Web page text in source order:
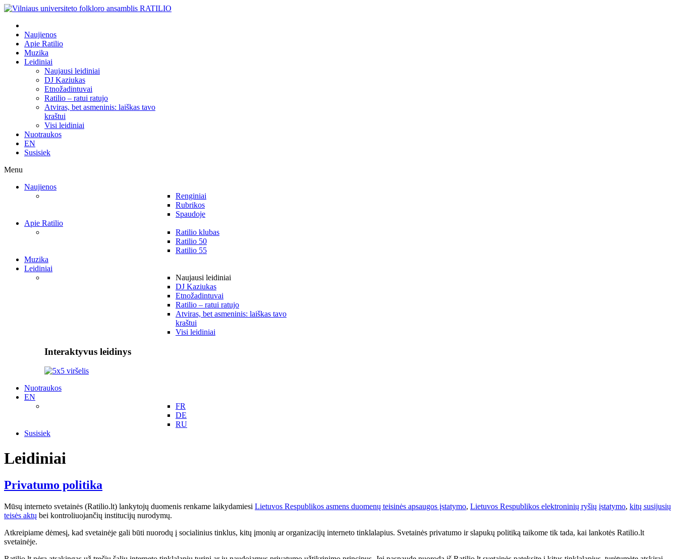
Naujienos
Apie Ratilio
Muzika
Leidiniai
Naujausi leidiniai
DJ Kaziukas
Etnožadintuvai
Ratilio – ratui ratujo
Atviras, bet asmeninis: laiškas tavo
kraštui
Visi leidiniai
Nuotraukos
EN
Susisiek
Menu
Naujienos
Renginiai
Rubrikos
Spaudoje
Apie Ratilio
Ratilio klubas
Ratilio 50
Ratilio 55
Muzika
Leidiniai
Naujausi leidiniai
DJ Kaziukas
Etnožadintuvai
Ratilio – ratui ratujo
Atviras, bet asmeninis: laiškas tavo
kraštui
Visi leidiniai
Interaktyvus leidinys
Nuotraukos
EN
FR
DE
RU
Susisiek
Leidiniai
Privatumo politika
Mūsų interneto svetainės (Ratilio.lt) lankytojų duomenis renkame laikydamiesi Lietuvos Respublikos asmens duomenų teisinės apsaugos įstatymo, Lietuvos Respublikos elektroninių ryšių įstatymo, kitų susijusių
teisės aktų bei kontroliuojančių institucijų nurodymų.
Atkreipiame dėmesį, kad svetainėje gali būti nuorodų į socialinius tinklus, kitų įmonių ar organizacijų interneto tinklalapius. Svetainės privatumo ir slapukų politiką taikome tik tada, kai lankotės Ratilio.lt
svetainėje.